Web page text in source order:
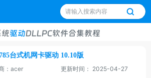
驱动DLLPC软件合集教程
台式机网卡驱动 10.10版
：acer
更新时间： 2025-04-27